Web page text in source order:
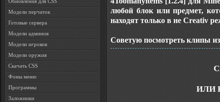
Модели перчаток
Готовые сервера
Модели админов
Модели игроков
Модели оружия
Скачать CSS
Фоны меню
Программы
Заложники
любой блок или предмет,
находят только в не Creativ
Советую посмотреть клипы
ИЛИ